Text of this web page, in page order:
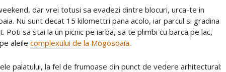
dar vrei totusi sa evadezi dintre blocuri, urca-te in
Nu sunt decat 15 kilomettri pana acolo, iar parcul si gradina
sa stai la un picnic pe iarba, sa te plimbi cu barca pe lac,
aleile complexului de la Mogosoaia.
palatului, la fel de frumoase din punct de vedere arhitectural: